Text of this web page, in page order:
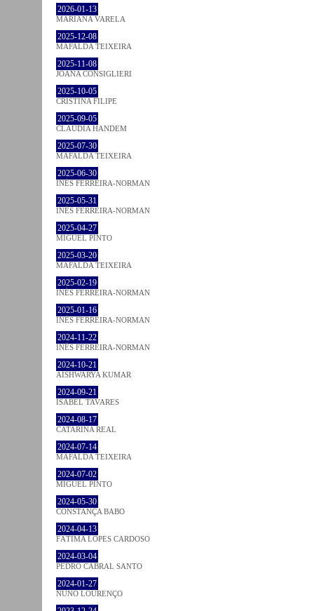
2026-01-13
MARIANA VARELA
2025-12-08
MAFALDA TEIXEIRA
2025-11-08
JOANA CONSIGLIERI
2025-10-05
CRISTINA FILIPE
2025-09-05
CLÁUDIA HANDEM
2025-07-30
MAFALDA TEIXEIRA
2025-06-30
INÊS FERREIRA-NORMAN
2025-05-31
INÊS FERREIRA-NORMAN
2025-04-27
MIGUEL PINTO
2025-03-20
MAFALDA TEIXEIRA
2025-02-19
INÊS FERREIRA-NORMAN
2025-01-16
INÊS FERREIRA-NORMAN
2024-11-22
INÊS FERREIRA-NORMAN
2024-10-21
AISHWARYA KUMAR
2024-09-21
ISABEL TAVARES
2024-08-17
CATARINA REAL
2024-07-14
MAFALDA TEIXEIRA
2024-07-02
MIGUEL PINTO
2024-05-30
CONSTANÇA BABO
2024-04-13
FÁTIMA LOPES CARDOSO
2024-03-04
PEDRO CABRAL SANTO
2024-01-27
NUNO LOURENÇO